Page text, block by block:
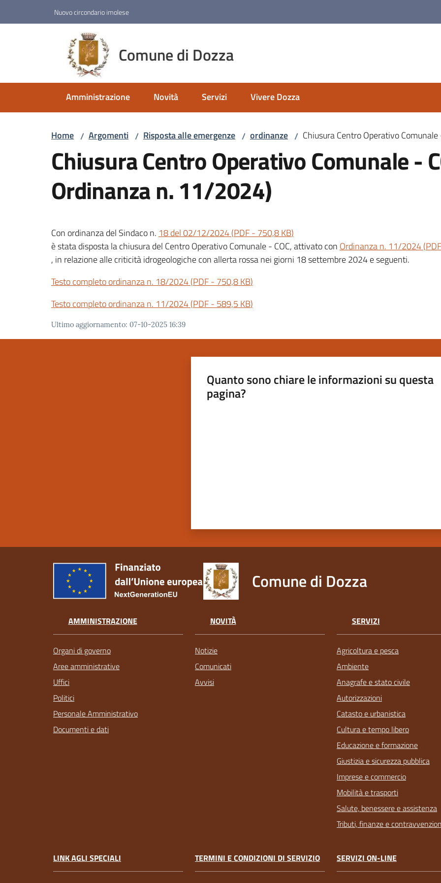
Nuovo circondario imolese
Comune di Dozza
Amministrazione Novità Servizi Vivere Dozza
Home / Argomenti / Risposta alle emergenze / ordinanze / Chiusura Centro Operativo
Chiusura Centro Operativo Comunale -
Ordinanza n. 11/2024)
Con ordinanza del Sindaco n. 18 del 02/12/2024(PDF- 750,8 KB)
è stata disposta la chiusura del Centro Operativo Comunale - COC, attivato con Ordinanza n. 11/2024(PDF
, in relazione alle criticità idrogeologiche con allerta rossa nei giorni 18 settembre 2024 e seguenti.
Testo completo ordinanza n. 18/2024(PDF- 750,8 KB)
Testo completo ordinanza n. 11/2024(PDF- 589,5 KB)
Ultimo aggiornamento: 07-10-2025 16:39
Quanto sono chiare le informazioni su questa
pagina?
Comune di Dozza
AMMINISTRAZIONE
Organi di governo
Aree amministrative
Uffici
Politici
Personale Amministrativo
Documenti e dati
NOVITÀ
Notizie
Comunicati
Avvisi
SERVIZI
Agricoltura e pesca
Ambiente
Anagrafe e stato civile
Autorizzazioni
Catasto e urbanistica
Cultura e tempo libero
Educazione e formazione
Giustizia e sicurezza pubblica
Imprese e commercio
Mobilità e trasporti
Salute, benessere e assistenza
Tributi, finanze e
LINK AGLI SPECIALI TERMINI E CONDIZIONI DI SERVIZIO SERVIZI ON-LINE